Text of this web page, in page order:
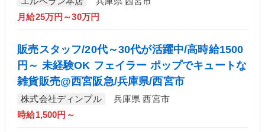
月給25万円～30万円
販売スタッフ/20代～30代が活躍中/高時給1500
円～ 未経験OK フェイラー ポップでキュートな
雑貨販売@西宮阪急/兵庫県/西宮市
株式会社ディンプル
兵庫県 西宮市
時給1,500円～